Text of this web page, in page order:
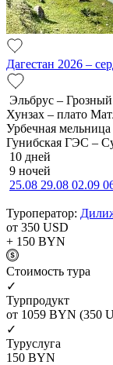
Дагестан 2026 –
Эльбрус –
Хунзах – плато
Урбечная
Гунибская ГЭС –
10 дней
9 ночей
25.08 29.08 02.09
Туроператор:
от 350 USD
+ 150 BYN
Cтоимость тура
✓
Турпродукт
от 1059 BYN (350
✓
Туруслуга
150 BYN